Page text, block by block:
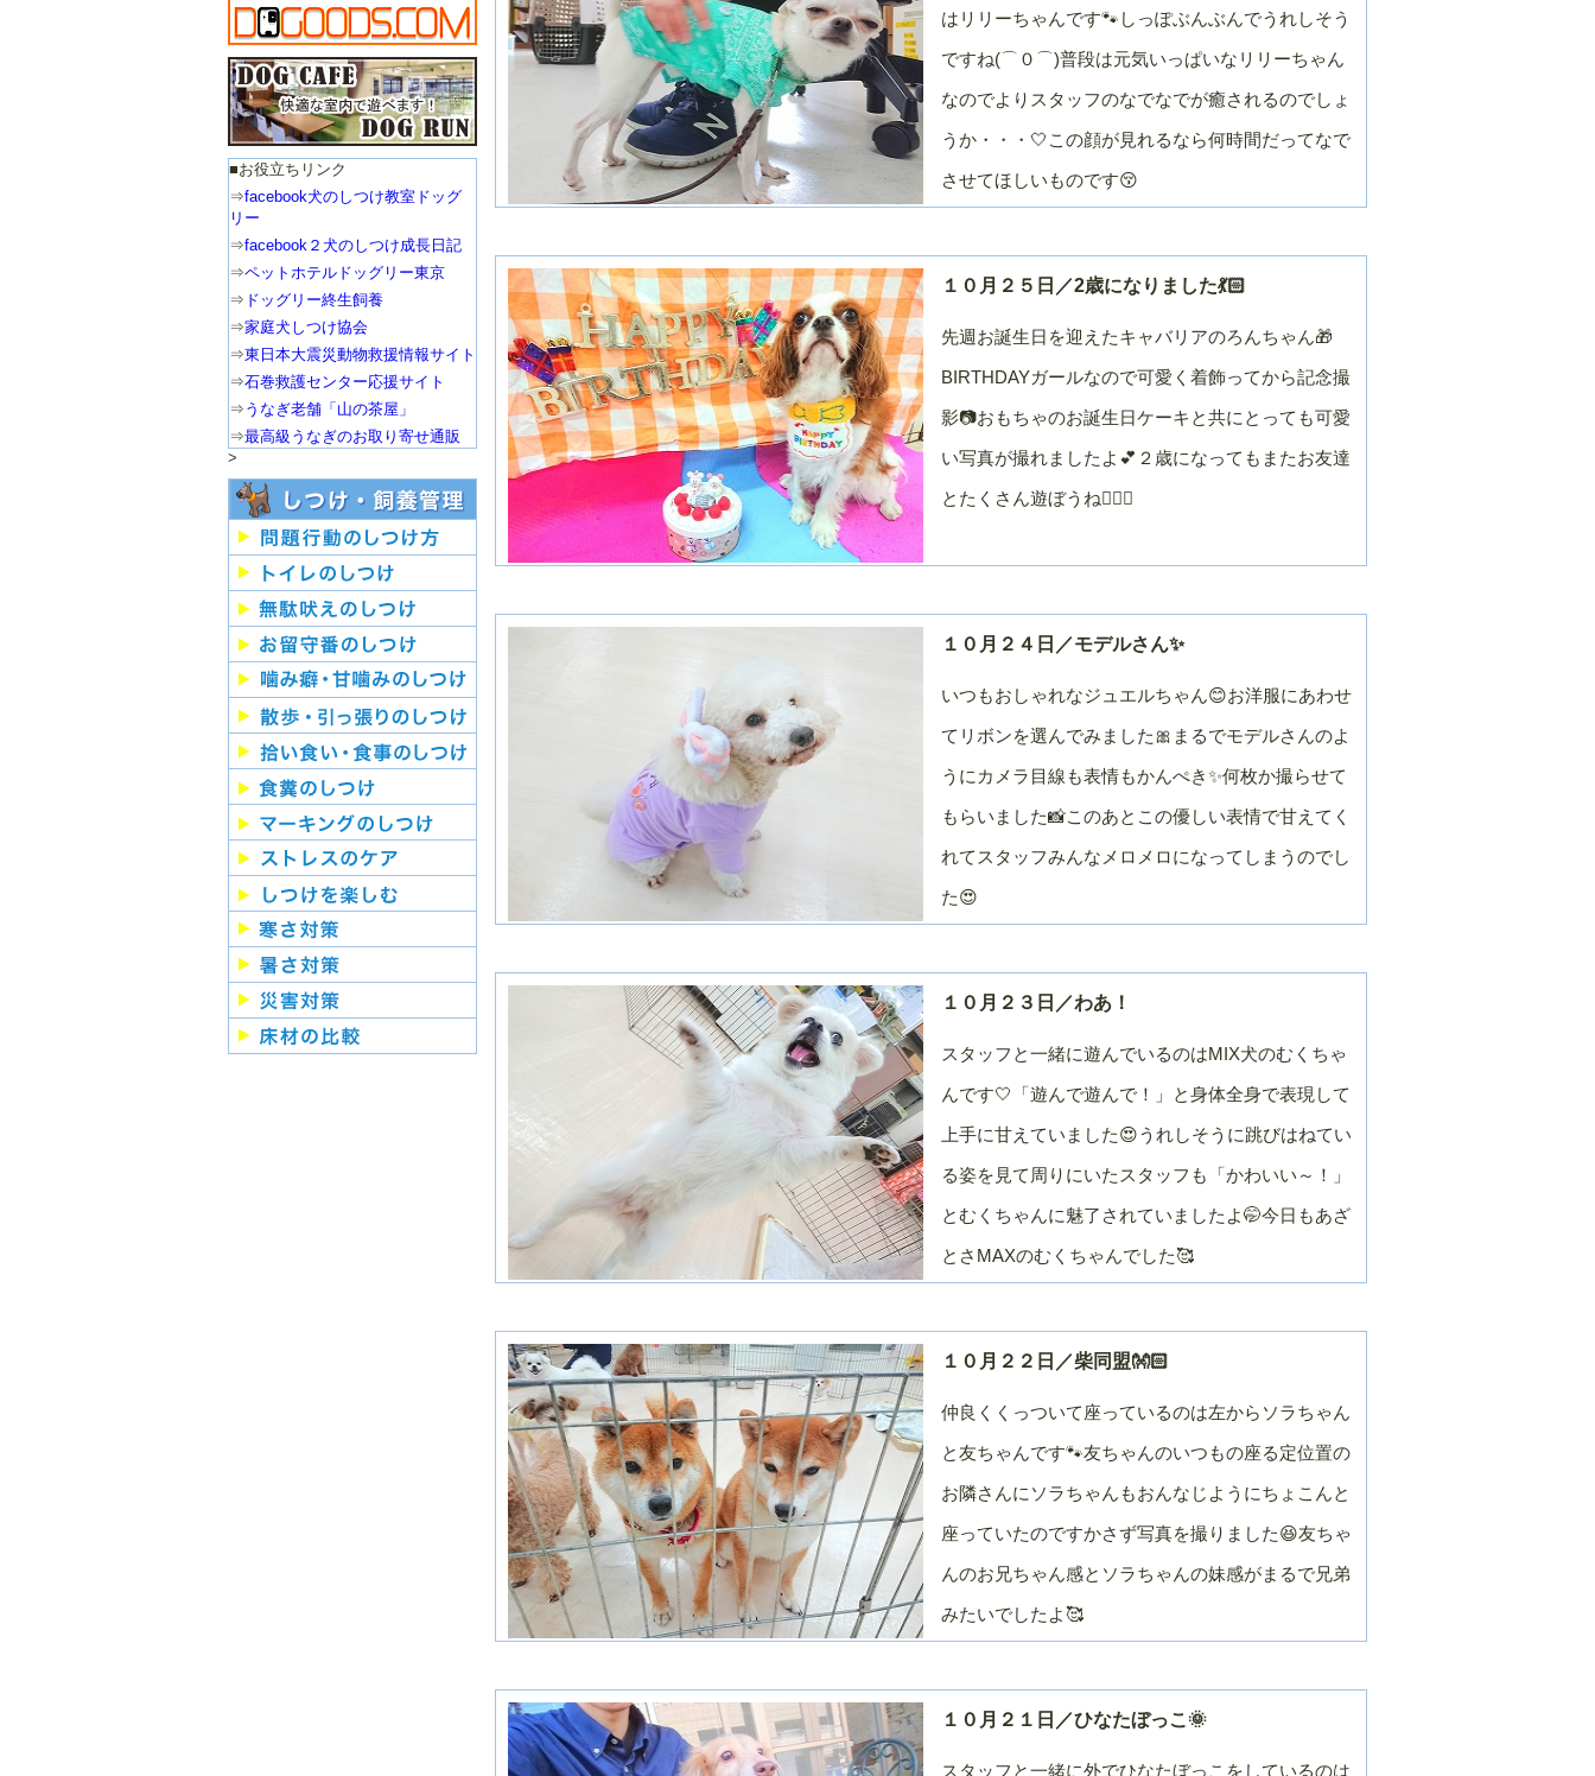
はリリーちゃんです🐾しっぽぶんぶんでうれしそう
ですね(⌒０⌒)普段は元気いっぱいなリリーちゃん
なのでよりスタッフのなでなでが癒されるのでしょ
うか・・・🤍この顔が見れるなら何時間だってなで
させてほしいものです😚
１０月２５日／2歳になりました💃🏻
先週お誕生日を迎えたキャバリアのろんちゃん🎁
BIRTHDAYガールなので可愛く着飾ってから記念撮
影📷おもちゃのお誕生日ケーキと共にとっても可愛
い写真が撮れましたよ💕２歳になってもまたお友達
とたくさん遊ぼうね🏃🏻‍♂️
１０月２４日／モデルさん✨
いつもおしゃれなジュエルちゃん😊お洋服にあわせ
てリボンを選んでみました🎀まるでモデルさんのよ
うにカメラ目線も表情もかんぺき✨何枚か撮らせて
もらいました📸このあとこの優しい表情で甘えてく
れてスタッフみんなメロメロになってしまうのでし
た😍
１０月２３日／わあ！
スタッフと一緒に遊んでいるのはMIX犬のむくちゃ
んです🤍「遊んで遊んで！」と身体全身で表現して
上手に甘えていました😍うれしそうに跳びはねてい
る姿を見て周りにいたスタッフも「かわいい～！」
とむくちゃんに魅了されていましたよ🤭今日もあざ
とさMAXのむくちゃんでした🥰
１０月２２日／柴同盟👐🏻
仲良くくっついて座っているのは左からソラちゃん
と友ちゃんです🐾友ちゃんのいつもの座る定位置の
お隣さんにソラちゃんもおんなじようにちょこんと
座っていたのですかさず写真を撮りました😆友ちゃ
んのお兄ちゃん感とソラちゃんの妹感がまるで兄弟
みたいでしたよ🥰
１０月２１日／ひなたぼっこ🌞
スタッフと一緒に外でひなたぼっこをしているのは
■お役立ちリンク
⇒facebook犬のしつけ教室ドッグ
リー
⇒facebook２犬のしつけ成長日記
⇒ペットホテルドッグリー東京
⇒ ドッグリー終生飼養
⇒家庭犬しつけ協会
⇒東日本大震災動物救援情報サイト
⇒石巻救護センター応援サイト
⇒ うなぎ老舗「山の茶屋」
⇒最高級うなぎのお取り寄せ通販
>